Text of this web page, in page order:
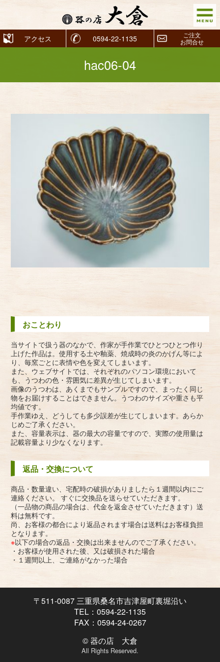
アクセス 0594-22-1135
ご注文
お問合せ
hac06-04
おことわり
当サイトで扱う器のなかで、作家が手作業でひとつひとつ作り
上げた作品は。使用する土や釉薬、焼成時の炎のかげん等によ
り、毎窯ごとに表情や色を変えてしまいます。
また、ウェブサイトでは、それぞれのパソコン環境において
も、うつわの色・雰囲気に差異が生じてしまいます。
画像のうつわは、あくまでもサンプルですので、まったく同じ
物をお届けすることはできません。うつわのサイズや重さも平
均値です。
手作業ゆえ、どうしても多少誤差が生じてしまいます。あらか
じめご了承ください。
また、容量表示は、器の最大の容量ですので、実際の使用量は
記載容量より少なくなります。
返品・交換について
商品・数量違い、宅配時の破損がありましたら１週間以内にご
連絡ください。 すぐに交換品を送らせていただきます。
（一品物の商品の場合は、代金を返金させていただきます）送
料は無料です。
尚、お客様の都合により返品されます場合は送料はお客様負担
となります。
※以下の場合の返品・交換は出来ませんのでご了承ください。
・お客様が使用された後、又は破損された場合
・１週間以上、ご連絡がなかった場合
〒511-0087 三重県桑名市吉津屋町裏堀沿い
TEL：0594-22-1135
FAX：0594-24-0267
© 器の店 大倉
All Rights Reserved.